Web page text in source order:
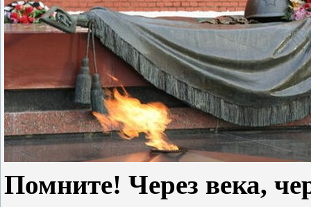
Помните! Через века,